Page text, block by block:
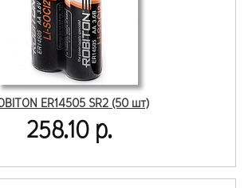
ER14505 SR2 (50 шт)
258.10 р.